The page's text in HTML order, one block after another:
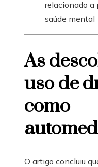
As
uso de
como
O artigo concluiu